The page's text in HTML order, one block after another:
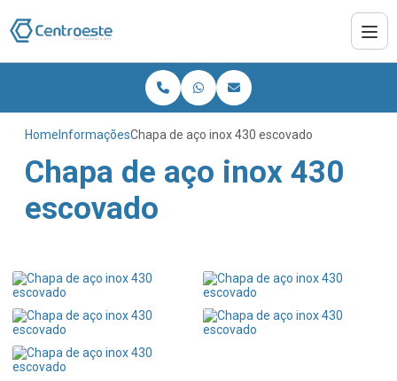
Home InformaçõesChapa de aço inox 430 escovado
Chapa de aço inox 430
escovado